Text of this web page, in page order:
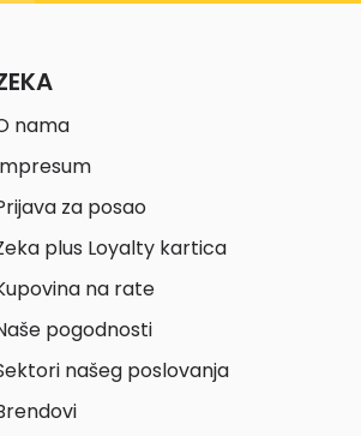
nama
za posao
plus Loyalty kartica
na rate
pogodnosti
našeg poslovanja